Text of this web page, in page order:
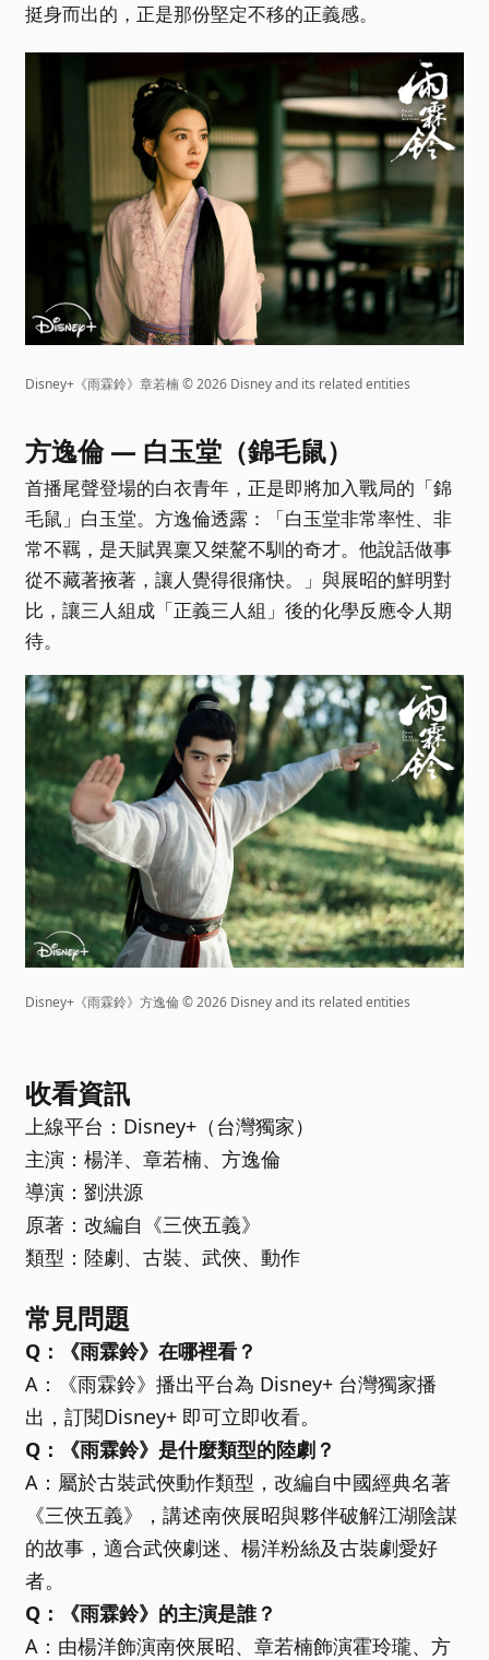
挺身而出的，正是那份堅定不移的正義感。
Disney+《雨霖鈴》章若楠 © 2026 Disney and its related entities
方逸倫 — 白玉堂（錦毛鼠）
首播尾聲登場的白衣青年，正是即將加入戰局的「錦
毛鼠」白玉堂。方逸倫透露：「白玉堂非常率性、非
常不羈，是天賦異稟又桀驁不馴的奇才。他說話做事
從不藏著掖著，讓人覺得很痛快。」與展昭的鮮明對
比，讓三人組成「正義三人組」後的化學反應令人期
待。
Disney+《雨霖鈴》方逸倫 © 2026 Disney and its related entities
收看資訊
上線平台：Disney+（台灣獨家）
主演：楊洋、章若楠、方逸倫
導演：劉洪源
原著：改編自《三俠五義》
類型：陸劇、古裝、武俠、動作
常見問題
Q：《雨霖鈴》在哪裡看？
A：《雨霖鈴》播出平台為 Disney+ 台灣獨家播
出，訂閱Disney+ 即可立即收看。
Q：《雨霖鈴》是什麼類型的陸劇？
A：屬於古裝武俠動作類型，改編自中國經典名著
《三俠五義》，講述南俠展昭與夥伴破解江湖陰謀
的故事，適合武俠劇迷、楊洋粉絲及古裝劇愛好
者。
Q：《雨霖鈴》的主演是誰？
A：由楊洋飾演南俠展昭、章若楠飾演霍玲瓏、方